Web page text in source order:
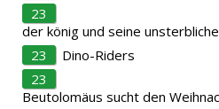
23
der könig und seine
23
Dino-Riders
23
Beutolomäus sucht den